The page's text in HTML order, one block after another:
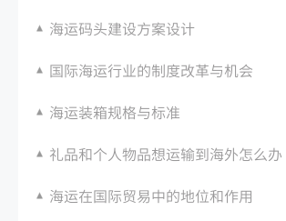
海运码头建设方案设计
国际海运行业的制度改革与机会
海运装箱规格与标准
礼品和个人物品想运输到海外怎么办
海运在国际贸易中的地位和作用